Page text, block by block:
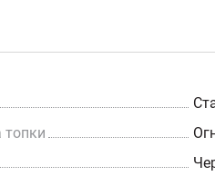
топки